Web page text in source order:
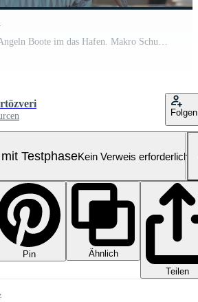
Pelikan Vögel unter Angeln Boote im das Hafen. Makro Schuss Pro Video
Folgen
TestphaseKein Verweis erforderlich
Pin
Ähnlich
Teilen